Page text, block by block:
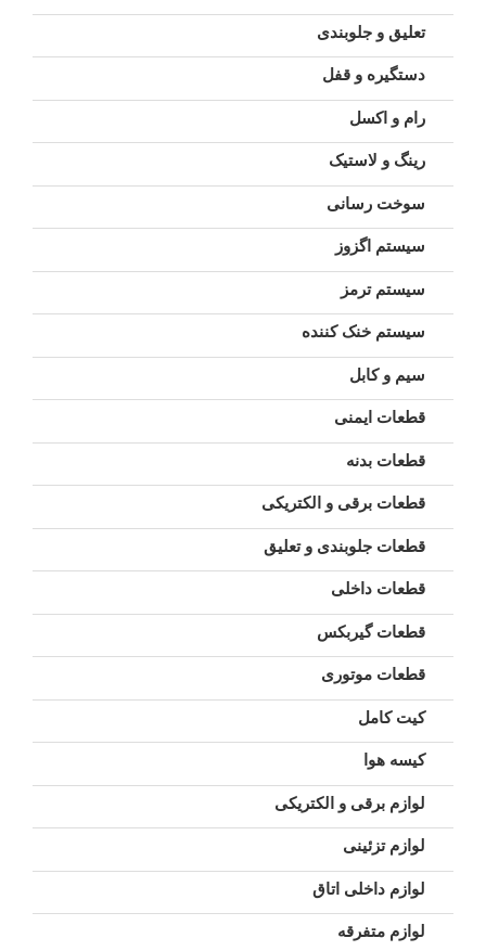
تعلیق و جلوبندی
دستگیره و قفل
رام و اکسل
رینگ و لاستیک
سوخت رسانی
سیستم اگزوز
سیستم ترمز
سیستم خنک کننده
سیم و کابل
قطعات ایمنی
قطعات بدنه
قطعات برقی و الکتریکی
قطعات جلوبندی و تعلیق
قطعات داخلی
قطعات گیربکس
قطعات موتوری
کیت کامل
کیسه هوا
لوازم برقی و الکتریکی
لوازم تزئینی
لوازم داخلی اتاق
لوازم متفرقه